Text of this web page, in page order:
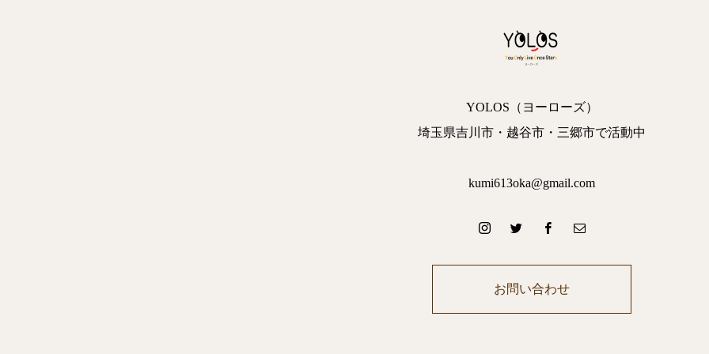
YOLOS（ヨーローズ）
埼玉県吉川市・越谷市・三郷市で活動中
kumi613oka@gmail.com
お問い合わせ